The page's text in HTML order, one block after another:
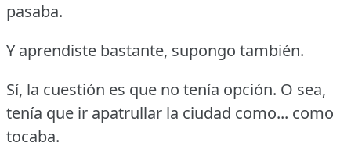
pasaba.
Y aprendiste bastante, supongo también.
Sí, la cuestión es que no tenía opción. O sea,
tenía que ir apatrullar la ciudad como... como
tocaba.